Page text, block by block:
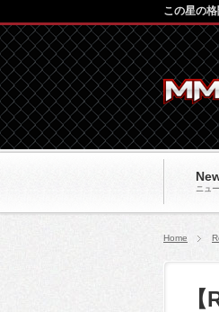
ニュ
この星の
Home